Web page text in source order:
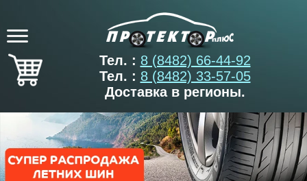
Тел. : 8 (8482) 66-44-92
Тел. : 8 (8482) 33-57-05
Доставка в регионы.